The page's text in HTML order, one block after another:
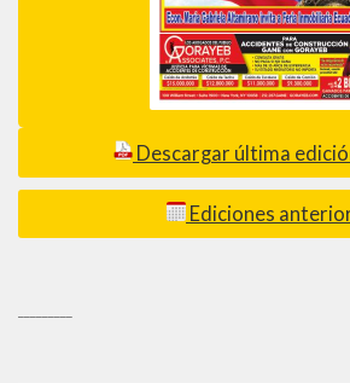
Descargar última
Ediciones